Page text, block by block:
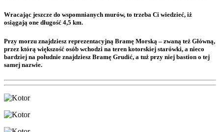
Wracając jeszcze do wspomnianych murów, to trzeba Ci wiedzieć, iż
osiągają one długość 4,5 km.
Przy morzu znajdziesz reprezentacyjną Bramę Morską – zwaną też Główną,
przez którą większość osób wchodzi na teren kotorskiej starówki, a nieco
bardziej na południe znajdziesz Bramę Grudić, a tuż przy niej bastion o tej
samej nazwie.